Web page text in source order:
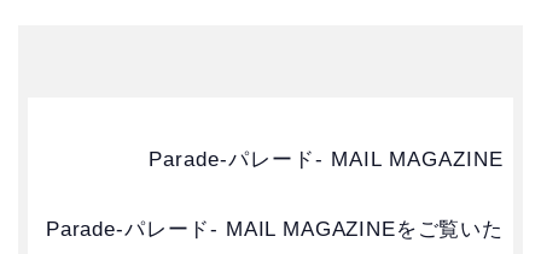
Parade-パレード- MAIL MAGAZINE
Parade-パレード- MAIL MAGAZINEをご覧いた